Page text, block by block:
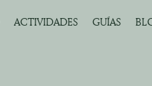
ACTIVIDADES GUÍAS